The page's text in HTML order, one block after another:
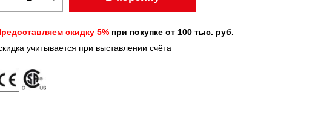
скидку 5% при покупке от 100 тыс. руб.
учитывается при выставлении счёта